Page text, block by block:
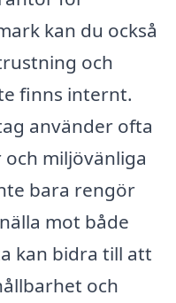
kan du också
och
finns internt.
använder ofta
miljövänliga
bara rengör
mot både
kan bidra till att
och